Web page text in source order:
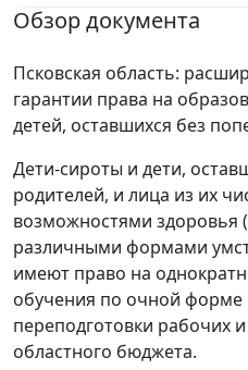
Обзор документа
Псковская область:
гарантии права на
детей, оставшихся без
Дети-сироты и дети,
родителей, и лица из их
возможностями здоровья
различными формами
имеют право на
обучения по очной
переподготовки рабочих
областного бюджета.